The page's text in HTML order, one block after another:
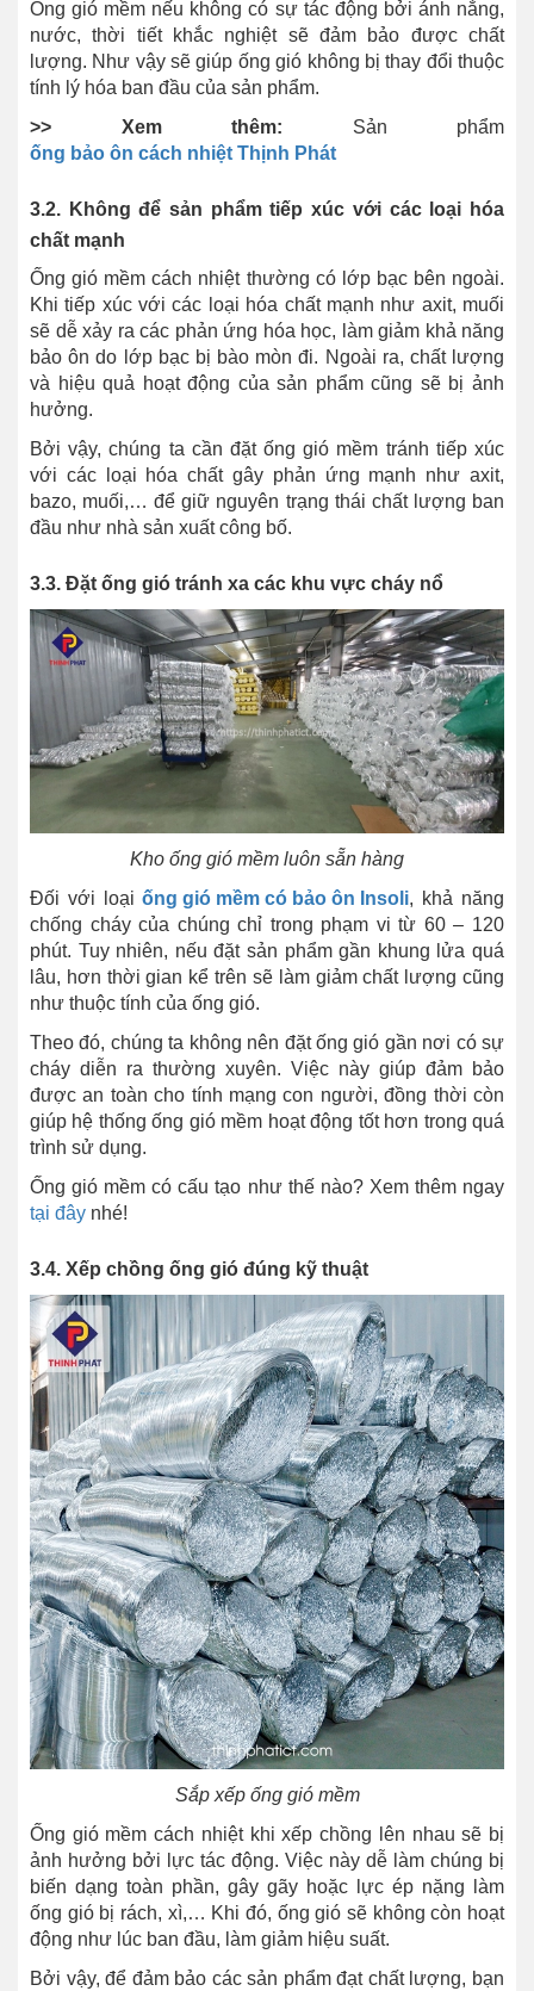
Ống gió mềm nếu không có sự tác động bởi ánh nắng,
nước, thời tiết khắc nghiệt sẽ đảm bảo được chất
lượng. Như vậy sẽ giúp ống gió không bị thay đổi thuộc
tính lý hóa ban đầu của sản phẩm.
>> Xem thêm: Sản phẩm
ống bảo ôn cách nhiệt Thịnh Phát
3.2. Không để sản phẩm tiếp xúc với các loại hóa
chất mạnh
Ống gió mềm cách nhiệt thường có lớp bạc bên ngoài.
Khi tiếp xúc với các loại hóa chất mạnh như axit, muối
sẽ dễ xảy ra các phản ứng hóa học, làm giảm khả năng
bảo ôn do lớp bạc bị bào mòn đi. Ngoài ra, chất lượng
và hiệu quả hoạt động của sản phẩm cũng sẽ bị ảnh
hưởng.
Bởi vậy, chúng ta cần đặt ống gió mềm tránh tiếp xúc
với các loại hóa chất gây phản ứng mạnh như axit,
bazo, muối,… để giữ nguyên trạng thái chất lượng ban
đầu như nhà sản xuất công bố.
3.3. Đặt ống gió tránh xa các khu vực cháy nổ
Kho ống gió mềm luôn sẵn hàng
Đối với loạiống gió mềm có bảo ôn Insoli, khả năng
chống cháy của chúng chỉ trong phạm vi từ 60 – 120
phút. Tuy nhiên, nếu đặt sản phẩm gần khung lửa quá
lâu, hơn thời gian kể trên sẽ làm giảm chất lượng cũng
như thuộc tính của ống gió.
Theo đó, chúng ta không nên đặt ống gió gần nơi có sự
cháy diễn ra thường xuyên. Việc này giúp đảm bảo
được an toàn cho tính mạng con người, đồng thời còn
giúp hệ thống ống gió mềm hoạt động tốt hơn trong quá
trình sử dụng.
Ống gió mềm có cấu tạo như thế nào? Xem thêm ngay
tại đây nhé!
3.4. Xếp chồng ống gió đúng kỹ thuật
Sắp xếp ống gió mềm
Ống gió mềm cách nhiệt khi xếp chồng lên nhau sẽ bị
ảnh hưởng bởi lực tác động. Việc này dễ làm chúng bị
biến dạng toàn phần, gây gãy hoặc lực ép nặng làm
ống gió bị rách, xì,… Khi đó, ống gió sẽ không còn hoạt
động như lúc ban đầu, làm giảm hiệu suất.
Bởi vậy, để đảm bảo các sản phẩm đạt chất lượng, bạn